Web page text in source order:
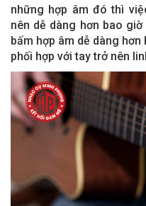
những hợp âm đó thì
nên dễ dàng hơn bao
bấm hợp âm dễ dàng
phối hợp với tay trở nên